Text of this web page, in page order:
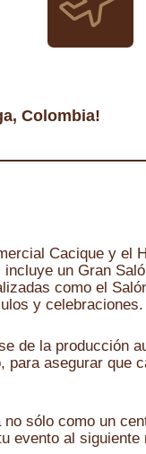
Colombia!
Cacique y el
un Gran
como el
y celebraciones.
de la producción
asegurar que
sólo como un
evento al siguiente